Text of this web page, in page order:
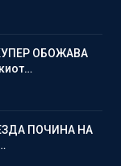
ОБОЖАВА
ПОЧИНА НА